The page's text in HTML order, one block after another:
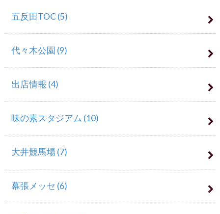
五反田TOC(5)
代々木公園 (9)
出店情報 (4)
味の素スタジアム (10)
大井競馬場(7)
幕張メッセ (6)